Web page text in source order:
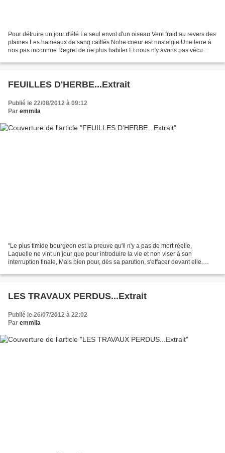
Pour détruire un jour d'été Le seul envol d'un oiseau Vent froid au revers des
plaines Les hameaux de sang caillés Notre coeur est nostalgie Une terre à
nos pas inconnue Regret de ne plus habiter Et nous n'y avons pas vécu
FEUILLES D'HERBE...Extrait
Publié le 22/08/2012 à 09:12
Par emmila
"Le plus timide bourgeon est la preuve qu'il n'y a pas de mort réelle,
Laquelle ne vint un jour que pour introduire la vie et non viser à son
interruption finale, Mais bien pour, dès sa parution, s'effacer devant elle.
LES TRAVAUX PERDUS...Extrait
Publié le 26/07/2012 à 22:02
Par emmila